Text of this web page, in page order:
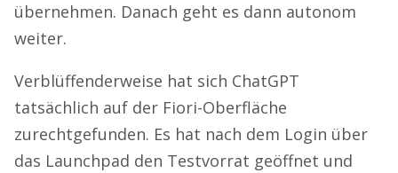
übernehmen. Danach geht es dann autonom
weiter.
Verblüffenderweise hat sich ChatGPT
tatsächlich auf der Fiori-Oberfläche
zurechtgefunden. Es hat nach dem Login über
das Launchpad den Testvorrat geöffnet und